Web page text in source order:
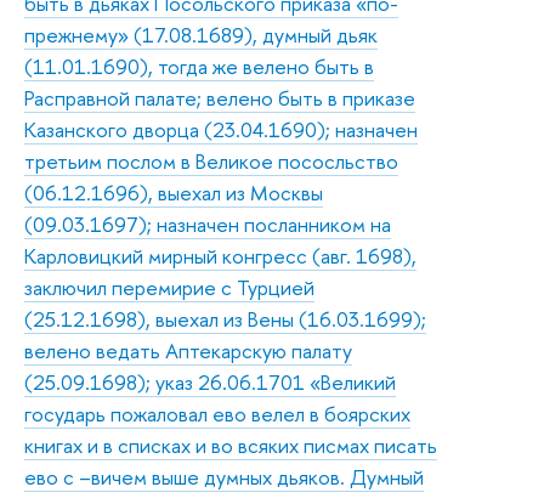
прежнему» (17.08.1689), думный дьяк
(11.01.1690), тогда же велено быть в
Расправной палате; велено быть в приказе
Казанского дворца (23.04.1690); назначен
третьим послом в Великое пососльство
(06.12.1696), выехал из Москвы
(09.03.1697); назначен посланником на
Карловицкий мирный конгресс (авг. 1698),
заключил перемирие с Турцией
(25.12.1698), выехал из Вены (16.03.1699);
велено ведать Аптекарскую палату
(25.09.1698); указ 26.06.1701 «Великий
государь пожаловал ево велел в боярских
книгах и в списках и во всяких писмах писать
ево с –вичем выше думных дьяков. Думный